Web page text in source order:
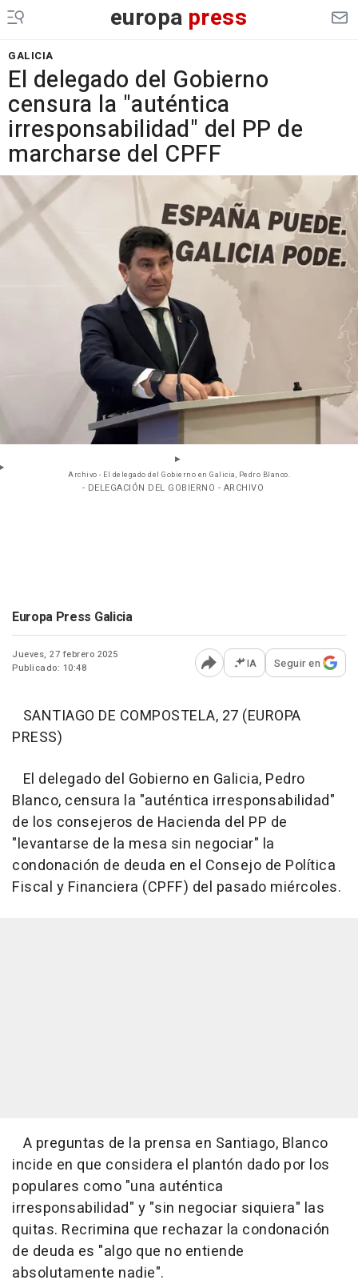
europa press
GALICIA
El delegado del Gobierno
censura la "auténtica
irresponsabilidad" del PP de
marcharse del CPFF
Archivo - El delegado del Gobierno en Galicia, Pedro Blanco.
- DELEGACIÓN DEL GOBIERNO - ARCHIVO
Europa Press Galicia
Jueves, 27 febrero 2025
Publicado: 10:48
Abrir opciones para
IA Seguir en
SANTIAGO DE COMPOSTELA, 27 (EUROPA
PRESS)
El delegado del Gobierno en Galicia, Pedro
Blanco, censura la "auténtica irresponsabilidad"
de los consejeros de Hacienda del PP de
"levantarse de la mesa sin negociar" la
condonación de deuda en el Consejo de Política
Fiscal y Financiera (CPFF) del pasado miércoles.
A preguntas de la prensa en Santiago, Blanco
incide en que considera el plantón dado por los
populares como "una auténtica
irresponsabilidad" y "sin negociar siquiera" las
quitas. Recrimina que rechazar la condonación
de deuda es "algo que no entiende
absolutamente nadie".